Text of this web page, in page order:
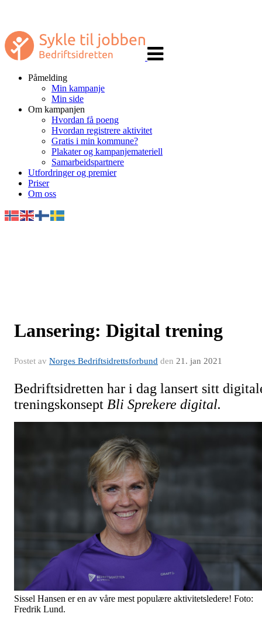
navigasjon
Påmelding
Min kampanje
Min side
Om kampanjen
Hvordan få poeng
Hvordan registrere aktivitet
Gratis i min kommune?
Plakater og kampanjemateriell
Samarbeidspartnere
Utfordringer og premier
Priser
Om oss
Lansering: Digital trening
Postet av Norges Bedriftsidrettsforbund den 21. jan 2021
Bedriftsidretten har i dag lansert sitt
treningskonsept Bli Sprekere digital.
Sissel Hansen er en av våre mest populære aktivitetsledere! Foto:
Fredrik Lund.